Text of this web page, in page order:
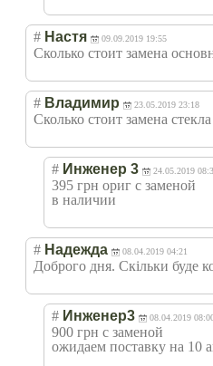
# Настя 09.09.2019 19:55
Сколько стоит замена
# Владимир 23.05.2019 23:18
Сколько стоит замена
# Инженер 3 24.05.2019
395 грн ориг с заменой
в наличии
# Надежда 08.04.2019 04:21
Доброго дня. Скільки буде
# Инженер3 08.04.2019
900 грн с заменой
ожидаем поставку на 10